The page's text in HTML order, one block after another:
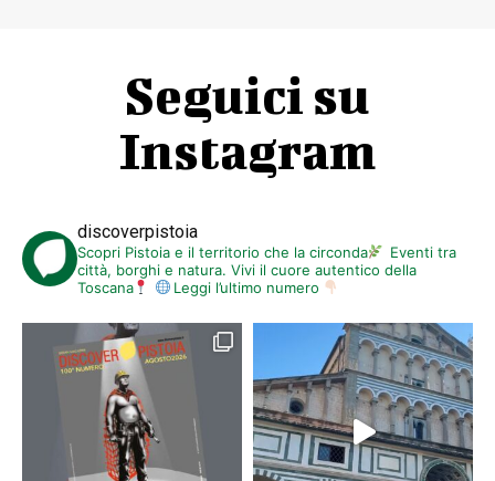
Seguici su
Instagram
discoverpistoia
Scopri Pistoia e il territorio che la circonda
Eventi tra
città, borghi e natura. Vivi il cuore autentico della
Toscana
Leggi l’ultimo numero